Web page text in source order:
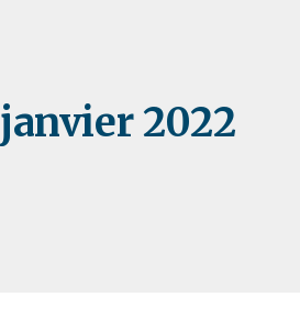
janvier 2022